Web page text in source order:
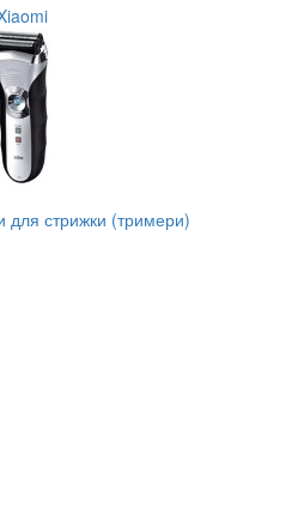
для стрижки (тримери)